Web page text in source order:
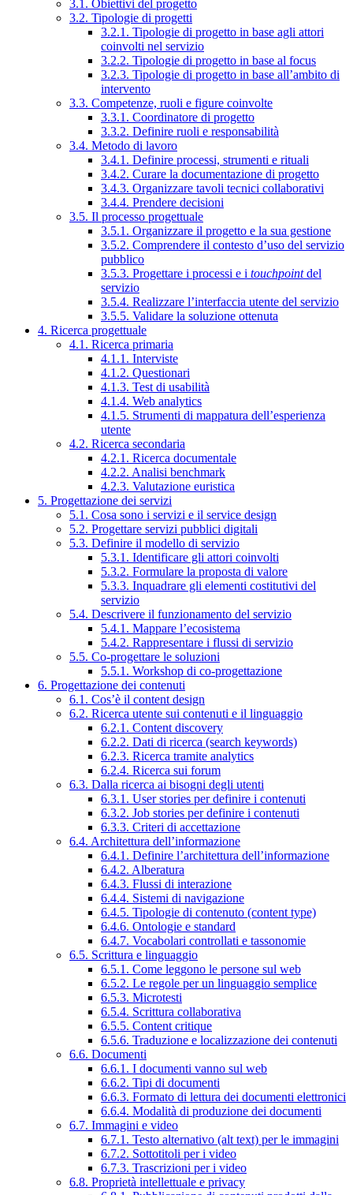
3.1. Obiettivi del progetto
3.2. Tipologie di progetti
3.2.1. Tipologie di progetto in base agli attori
coinvolti nel servizio
3.2.2. Tipologie di progetto in base al focus
3.2.3. Tipologie di progetto in base all’ambito di
intervento
3.3. Competenze, ruoli e figure coinvolte
3.3.1. Coordinatore di progetto
3.3.2. Definire ruoli e responsabilità
3.4. Metodo di lavoro
3.4.1. Definire processi, strumenti e rituali
3.4.2. Curare la documentazione di progetto
3.4.3. Organizzare tavoli tecnici collaborativi
3.4.4. Prendere decisioni
3.5. Il processo progettuale
3.5.1. Organizzare il progetto e la sua gestione
3.5.2. Comprendere il contesto d’uso del servizio
pubblico
3.5.3. Progettare i processi e i touchpointdel
servizio
3.5.4. Realizzare l’interfaccia utente del servizio
3.5.5. Validare la soluzione ottenuta
4. Ricerca progettuale
4.1. Ricerca primaria
4.1.1. Interviste
4.1.2. Questionari
4.1.3. Test di usabilità
4.1.4. Web analytics
4.1.5. Strumenti di mappatura dell’esperienza
utente
4.2. Ricerca secondaria
4.2.1. Ricerca documentale
4.2.2. Analisi benchmark
4.2.3. Valutazione euristica
5. Progettazione dei servizi
5.1. Cosa sono i servizi e il service design
5.2. Progettare servizi pubblici digitali
5.3. Definire il modello di servizio
5.3.1. Identificare gli attori coinvolti
5.3.2. Formulare la proposta di valore
5.3.3. Inquadrare gli elementi costitutivi del
servizio
5.4. Descrivere il funzionamento del servizio
5.4.1. Mappare l’ecosistema
5.4.2. Rappresentare i flussi di servizio
5.5. Co-progettare le soluzioni
5.5.1. Workshop di co-progettazione
6. Progettazione dei contenuti
6.1. Cos’è il content design
6.2. Ricerca utente sui contenuti e il linguaggio
6.2.1. Content discovery
6.2.2. Dati di ricerca (search keywords)
6.2.3. Ricerca tramite analytics
6.2.4. Ricerca sui forum
6.3. Dalla ricerca ai bisogni degli utenti
6.3.1. User stories per definire i contenuti
6.3.2. Job stories per definire i contenuti
6.3.3. Criteri di accettazione
6.4. Architettura dell’informazione
6.4.1. Definire l’architettura dell’informazione
6.4.2. Alberatura
6.4.3. Flussi di interazione
6.4.4. Sistemi di navigazione
6.4.5. Tipologie di contenuto (content type)
6.4.6. Ontologie e standard
6.4.7. Vocabolari controllati e tassonomie
6.5. Scrittura e linguaggio
6.5.1. Come leggono le persone sul web
6.5.2. Le regole per un linguaggio semplice
6.5.3. Microtesti
6.5.4. Scrittura collaborativa
6.5.5. Content critique
6.5.6. Traduzione e localizzazione dei contenuti
6.6. Documenti
6.6.1. I documenti vanno sul web
6.6.2. Tipi di documenti
6.6.3. Formato di lettura dei documenti elettronici
6.6.4. Modalità di produzione dei documenti
6.7. Immagini e video
6.7.1. Testo alternativo (alt text) per le immagini
6.7.2. Sottotitoli per i video
6.7.3. Trascrizioni per i video
6.8. Proprietà intellettuale e privacy